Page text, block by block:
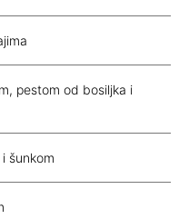
pestom od bosiljka i
šunkom